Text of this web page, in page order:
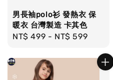
男長袖polo衫 發熱衣 保
暖衣 台灣製造 卡其色
Regular
NT$ 499 - NT$ 599